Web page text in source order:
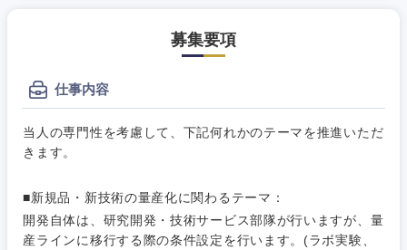
募集要項
仕事内容
当人の専門性を考慮して、下記何れかのテーマを推進いただ
きます。
■新規品・新技術の量産化に関わるテーマ：
開発自体は、研究開発・技術サービス部隊が行いますが、量
産ラインに移行する際の条件設定を行います。(ラボ実験、